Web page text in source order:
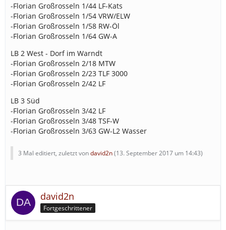
-Florian Großrosseln 1/44 LF-Kats
-Florian Großrosseln 1/54 VRW/ELW
-Florian Großrosseln 1/58 RW-Öl
-Florian Großrosseln 1/64 GW-A
LB 2 West - Dorf im Warndt
-Florian Großrosseln 2/18 MTW
-Florian Großrosseln 2/23 TLF 3000
-Florian Großrosseln 2/42 LF
LB 3 Süd
-Florian Großrosseln 3/42 LF
-Florian Großrosseln 3/48 TSF-W
-Florian Großrosseln 3/63 GW-L2 Wasser
3 Mal editiert, zuletzt vondavid2n(13. September 2017 um 14:43)
david2n
Fortgeschrittener